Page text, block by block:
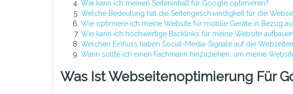
Wie kann ich meinen Seiteninhalt für Google optimieren?
Welche Bedeutung hat die Seitengeschwindigkeit für die
Wie optimiere ich meine Website für mobile Geräte in Bezug
Wie kann ich hochwertige Backlinks für meine Website
Welchen Einfluss haben Social-Media-Signale auf die
Wann sollte ich einen Fachmann hinzuziehen, um meine
Was Ist Webseitenoptimierung Für